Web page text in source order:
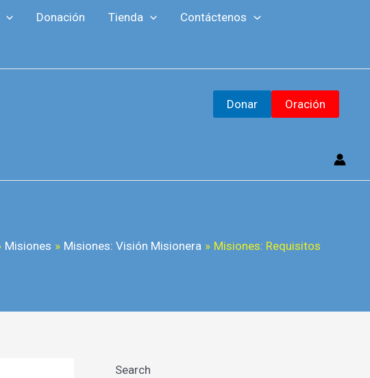
Donación Tienda Contáctenos
Donar Oración
Misiones Misiones: Visión Misionera Misiones: Requisitos
Search
F